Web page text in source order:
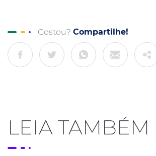
Gostou? Compartilhe!
LEIA TAMBÉM